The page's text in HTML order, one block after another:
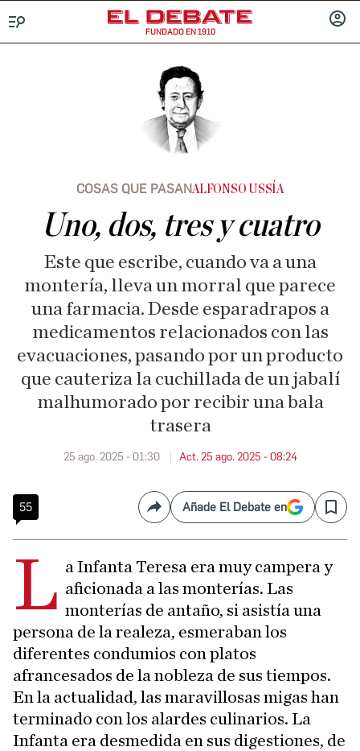
FUNDADO EN 1910
COSAS QUE PASANALFONSO USSÍA
Uno, dos, tres y cuatro
Este que escribe, cuando va a una
montería, lleva un morral que parece
una farmacia. Desde esparadrapos a
medicamentos relacionados con las
evacuaciones, pasando por un producto
que cauteriza la cuchillada de un jabalí
malhumorado por recibir una bala
trasera
25 ago. 2025 - 01:30 Act. 25 ago. 2025 - 08:24
55 CompartirAñade El Debate en Save
L a Infanta Teresa era muy campera y
aficionada a las monterías. Las
monterías de antaño, si asistía una
persona de la realeza, esmeraban los
diferentes condumios con platos
afrancesados de la nobleza de sus tiempos.
En la actualidad, las maravillosas migas han
terminado con los alardes culinarios. La
Infanta era desmedida en sus digestiones, de